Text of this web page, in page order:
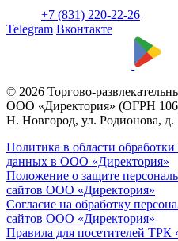
+7 (831) 220-22-26
Telegram Вконтакте
© 2026 Торгово-
ООО «Директория» (ОГРН
Н. Новгород, ул. Родионова, д.
Политика в области
данных в ООО «Директория»
Положение о защите
сайтов ООО «Директория»
Согласие на обработку
сайтов ООО «Директория»
Правила для посетителей ТРК